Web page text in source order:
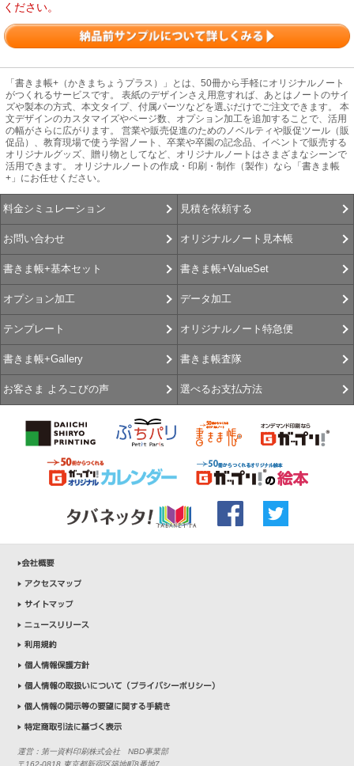
ください。
「書きま帳+（かきまちょうプラス）」とは、50冊から手軽にオリジナルノート
がつくれるサービスです。 表紙のデザインさえ用意すれば、あとはノートのサイ
ズや製本の方式、本文タイプ、付属パーツなどを選ぶだけでご注文できます。 本
文デザインのカスタマイズやページ数、オプション加工を追加することで、活用
の幅がさらに広がります。 営業や販売促進のためのノベルティや販促ツール（販
促品）、教育現場で使う学習ノート、卒業や卒園の記念品、イベントで販売する
オリジナルグッズ、贈り物としてなど、オリジナルノートはさまざまなシーンで
活用できます。 オリジナルノートの作成・印刷・制作（製作）なら「書きま帳
+」にお任せください。
料金シミュレーション 見積を依頼する
お問い合わせ オリジナルノート見本帳
書きま帳+基本セット 書きま帳+ValueSet
オプション加工 データ加工
テンプレート オリジナルノート特急便
書きま帳+Gallery 書きま帳査隊
お客さま よろこびの声 選べるお支払方法
運営：第一資料印刷株式会社 NBD事業部
〒162-0818 東京都新宿区築地町8番地7